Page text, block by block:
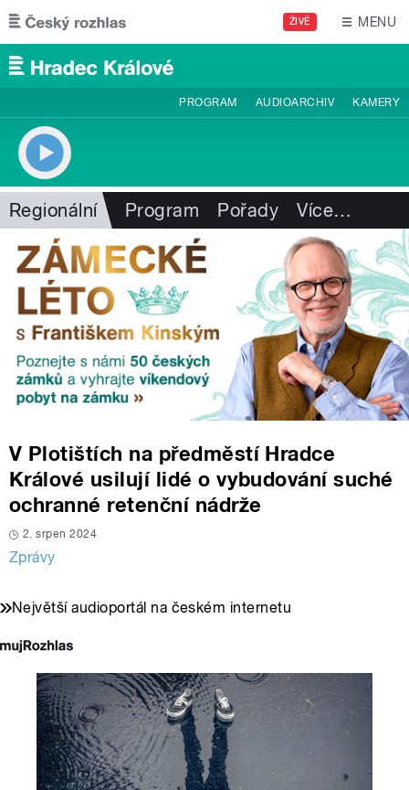
Přejít k hlavnímu obsahu
ŽIVĚ MENU
PROGRAM AUDIOARCHIV KAMERY
Regionální Program Pořady Více…
V Plotištích na předměstí Hradce
Králové usilují lidé o vybudování suché
ochranné retenční nádrže
2. srpen 2024
Zprávy
Největší audioportál na českém internetu